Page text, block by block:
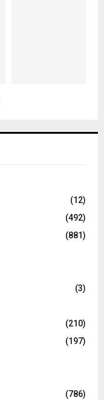
(12)
(492)
(881)
(3)
(210)
(197)
(786)